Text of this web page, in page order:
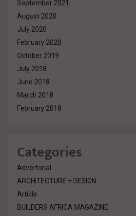
September 2021
August 2020
July 2020
February 2020
October 2019
July 2018
June 2018
March 2018
February 2018
Categories
Advertorial
ARCHITECTURE + DESIGN
Article
BUILDERS AFRICA MAGAZINE